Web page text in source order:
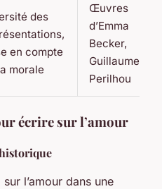
des
en compte
morale
Œuvres
d’Emma
Becker,
Guillaume
Perilhou
écrire sur l’amour
l’amour dans une